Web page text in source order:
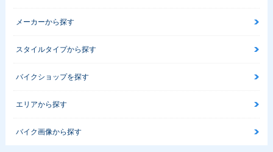
メーカーから探す
スタイルタイプから探す
バイクショップを探す
エリアから探す
バイク画像から探す